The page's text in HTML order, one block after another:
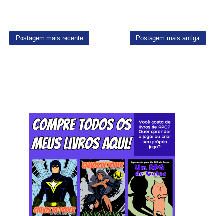
Postagem mais recente Postagem mais antiga